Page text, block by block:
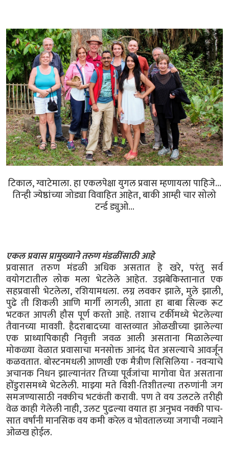
टिकाल, ग्वाटेमाला. हा एकलपेक्षा युगल प्रवास म्हणायला पाहिजे...
तिन्ही ज्येष्ठांच्या जोड्या विवाहित आहेत, बाकी आम्ही चार सोलो
टर्न्ड ड्युओ...
एकल प्रवास प्रामुख्याने तरुण मंडळींसाठी आहे
प्रवासात तरुण मंडळी अधिक असतात हे खरे, परंतु सर्व
वयोगटातील लोक मला भेटलेले आहेत. उझबेकिस्तानात एक
सहप्रवासी भेटलेला, रशियामधला. लग्न लवकर झाले, मुले झाली,
पुढे ती शिकली आणि मार्गी लागली, आता हा बाबा सिल्क रूट
भटकत आपली हौस पूर्ण करतो आहे. तशाच टर्कीमध्ये भेटलेल्या
तैवानच्या मावशी. हैदराबादच्या वास्तव्यात ओळखीच्या झालेल्या
एक प्राध्यापिकाही निवृत्ती जवळ आली असताना मिळालेल्या
मोकळ्या वेळात प्रवासाचा मनसोक्त आनंद घेत असल्याचे आवर्जून
कळवतात. बोस्टनमधली आणखी एक मैत्रीण सिसिलिया - नवऱ्याचे
अचानक निधन झाल्यानंतर तिच्या पूर्वजांचा मागोवा घेत असताना
होंडुरासमध्ये भेटलेली. माझ्या मते विशी-तिशीतल्या तरुणांनी जग
समजण्यासाठी नक्कीच भटकंती करावी. पण ते वय उलटले तरीही
वेळ काही गेलेली नाही, उलट पुढल्या वयात हा अनुभव नक्की पाच-
सात वर्षांनी मानसिक वय कमी करेल व भोवतालच्या जगाची नव्याने
ओळख होईल.